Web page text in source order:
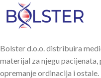
Bolster d.o.o. distribuira
materijal za njegu
opremanje ordinacija i ostale.